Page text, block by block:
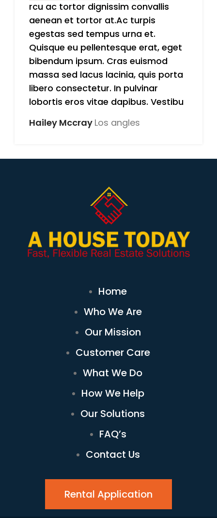
rcu ac tortor dignissim convallis
aenean et tortor at.Ac turpis
egestas sed tempus urna et.
Quisque eu pellentesque erat, eget
bibendum ipsum. Cras euismod
massa sed lacus lacinia, quis porta
libero consectetur. In pulvinar
lobortis eros vitae dapibus. Vestibu
Hailey Mccray Los angles
Home
Who We Are
Our Mission
Customer Care
What We Do
How We Help
Our Solutions
FAQ’s
Contact Us
Rental Application